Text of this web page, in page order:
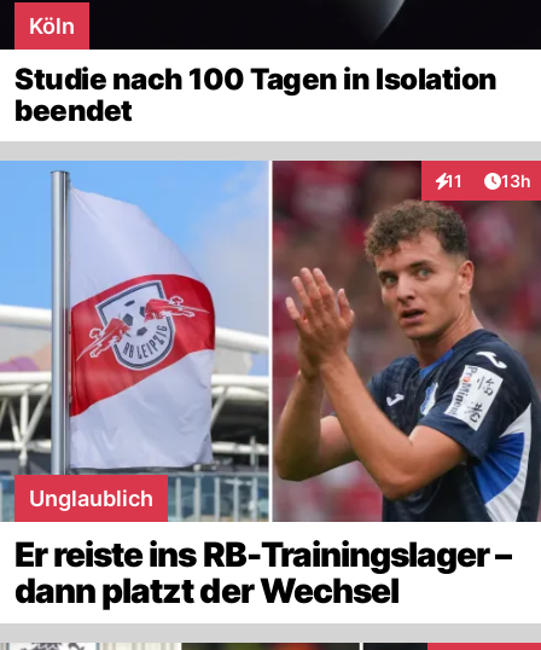
Köln
Studie nach 100 Tagen in Isolation
beendet
11
Interaktionen
13h
Unglaublich
Er reiste ins RB-Trainingslager –
dann platzt der Wechsel